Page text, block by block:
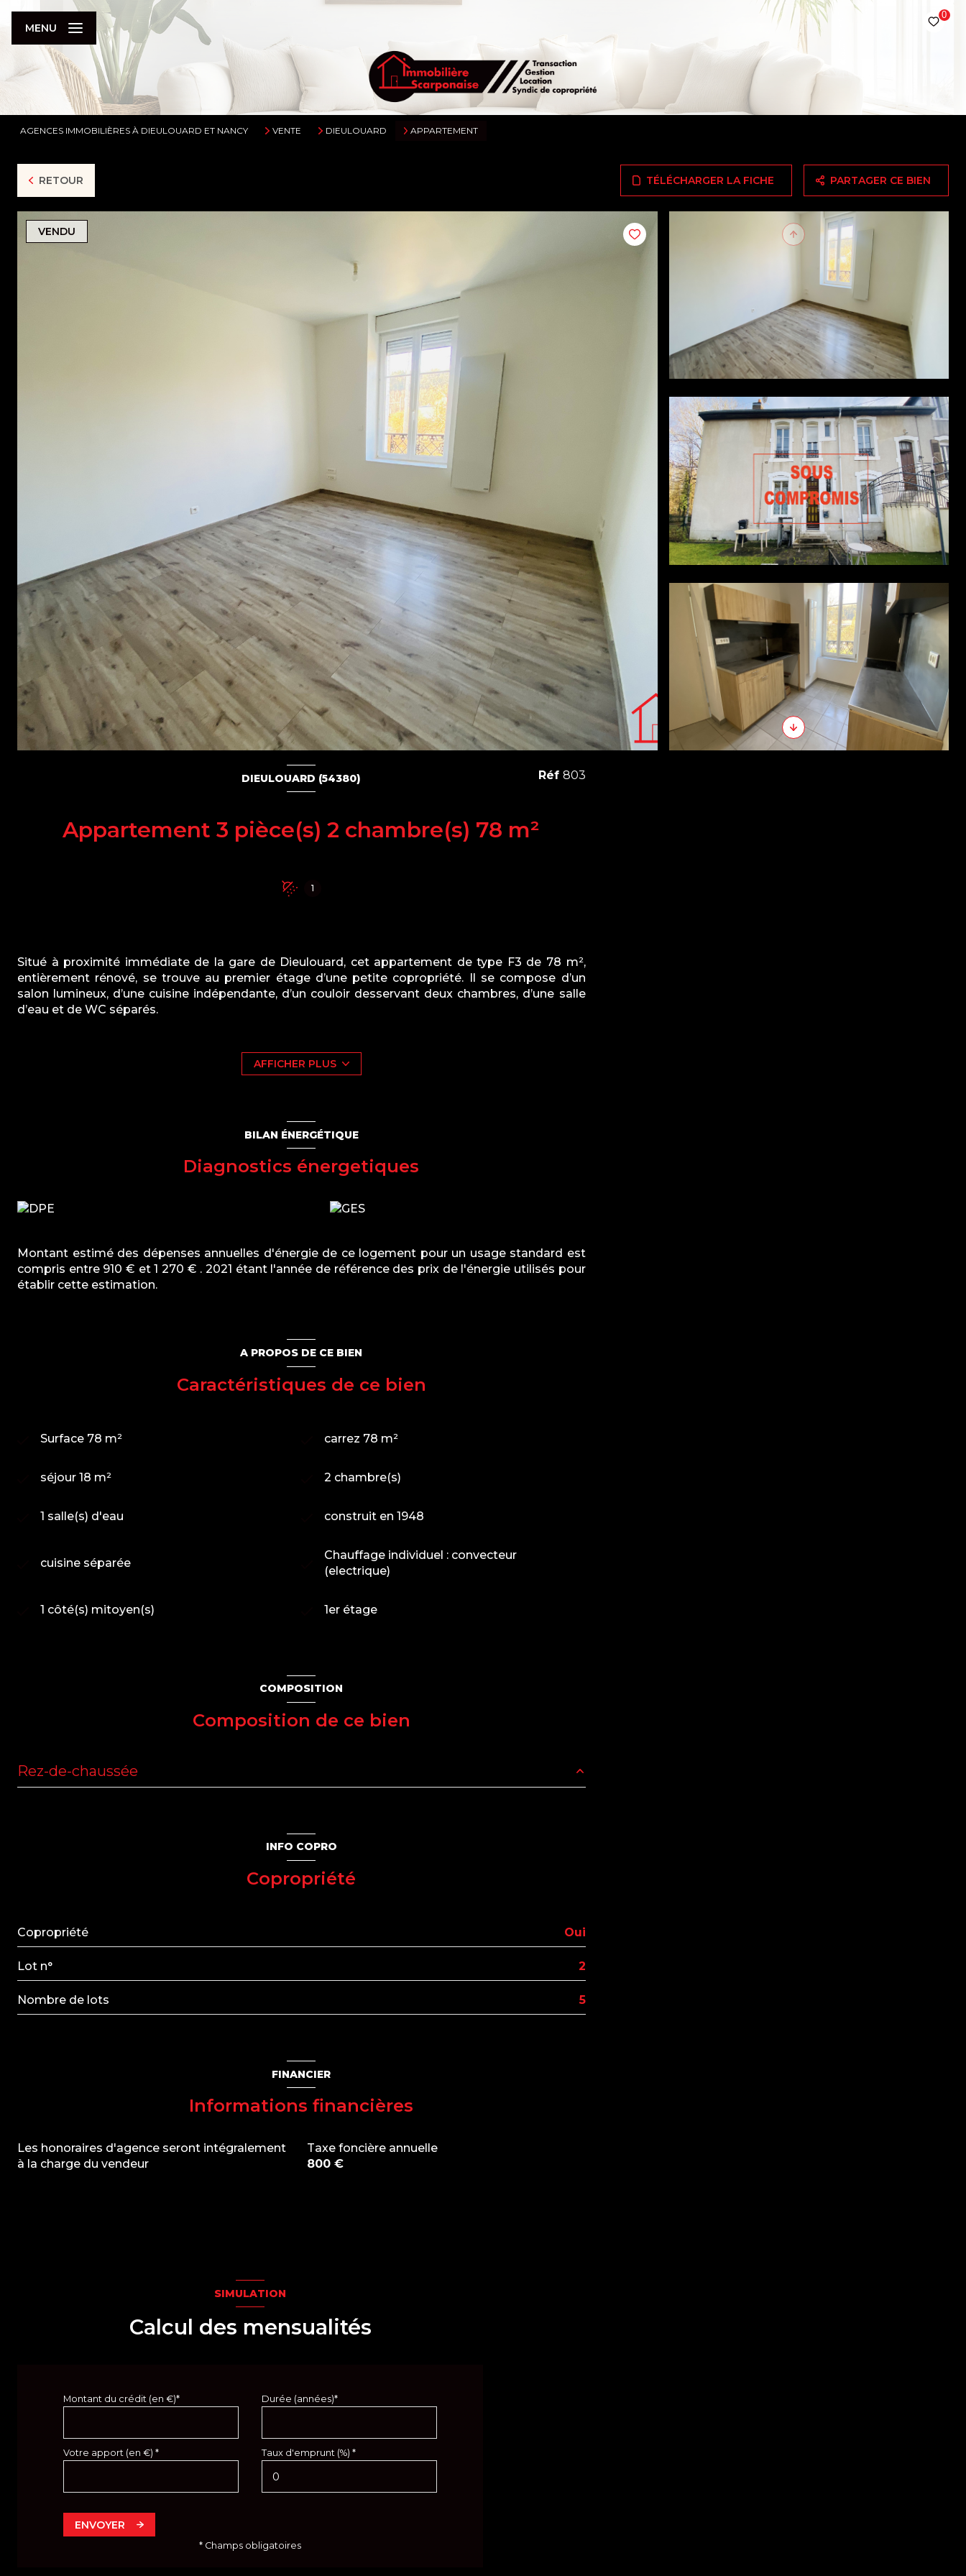
0
MENU
AGENCES IMMOBILIÈRES À DIEULOUARD ET NANCY VENTE DIEULOUARD APPARTEMENT
RETOUR TÉLÉCHARGER LA FICHE PARTAGER CE BIEN
VENDU
DIEULOUARD (54380)
Appartement 3 pièce(s) 2 chambre(s) 78 m²
1
Réf 803
Situé à proximité immédiate de la gare de Dieulouard, cet appartement de type F3 de 78 m²,
entièrement rénové, se trouve au premier étage d’une petite copropriété. Il se compose d’un
salon lumineux, d’une cuisine indépendante, d’un couloir desservant deux chambres, d’une salle
d’eau et de WC séparés.
Les informations sur les risques auxquels ce bien est exposé sont disponibles sur le site :
AFFICHER PLUS
BILAN ÉNERGÉTIQUE
Diagnostics énergetiques
Montant estimé des dépenses annuelles d'énergie de ce logement pour un usage standard est
compris entre 910 € et 1 270 € . 2021 étant l'année de référence des prix de l'énergie utilisés pour
établir cette estimation.
A PROPOS DE CE BIEN
Caractéristiques de ce bien
Surface 78 m² carrez 78 m²
séjour 18 m² 2 chambre(s)
1 salle(s) d'eau construit en 1948
cuisine séparée
Chauffage individuel : convecteur
(electrique)
1 côté(s) mitoyen(s) 1er étage
COMPOSITION
Composition de ce bien
Rez-de-chaussée
INFO COPRO
Copropriété
Copropriété Oui
Lot n° 2
Nombre de lots 5
FINANCIER
Informations financières
Les honoraires d'agence seront intégralement
à la charge du vendeur
Taxe foncière annuelle
800 €
SIMULATION
Calcul des mensualités
Montant du crédit (en €)* Durée (années)*
Votre apport (en €) * Taux d'emprunt (%) *
ENVOYER
* Champs obligatoires